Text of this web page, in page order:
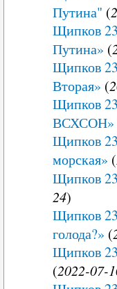
Путина" (
Щипков
Путина» (
Щипков
Вторая» (
Щипков
ВСХСОН»
Щипков
морская» (
Щипков
24)
Щипков
голода?» (
Щипков
(2022-07-